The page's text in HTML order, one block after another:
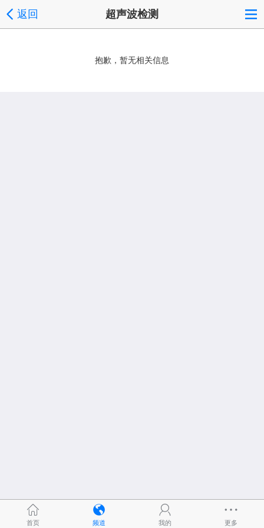
返回 超声波检测
抱歉，暂无相关信息
首页 频道 我的 更多